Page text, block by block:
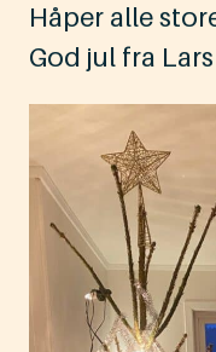
Håper alle
God jul fra Lars